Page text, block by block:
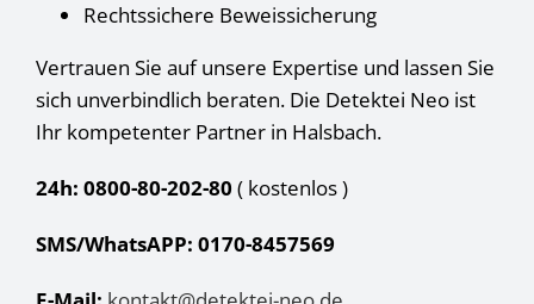
Rechtssichere Beweissicherung
Vertrauen Sie auf unsere Expertise und lassen Sie
sich unverbindlich beraten. Die Detektei Neo ist
Ihr kompetenter Partner in Halsbach.
24h: 0800-80-202-80 ( kostenlos)
SMS/WhatsAPP: 0170-8457569